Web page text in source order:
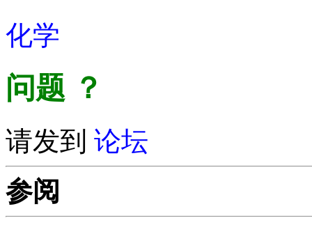
化学
问题 ？
请发到 论坛
参阅